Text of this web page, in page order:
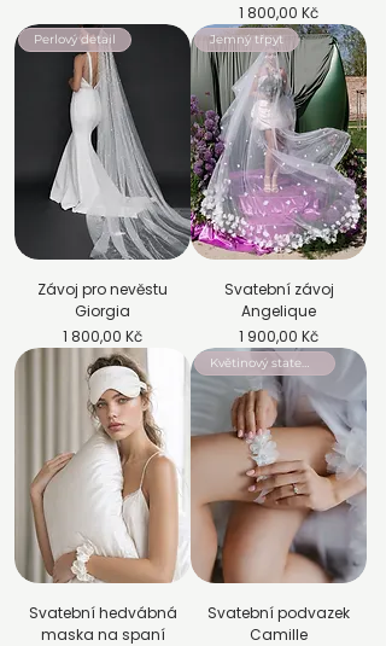
Cena
1 800,00 Kč
Perlový detail
Závoj pro nevěstu
Giorgia
Cena
1 800,00 Kč
Jemný třpyt
Svatební závoj
Angelique
Cena
1 900,00 Kč
Svatební hedvábná
maska na spaní
Květinový statement
Svatební podvazek
Camille